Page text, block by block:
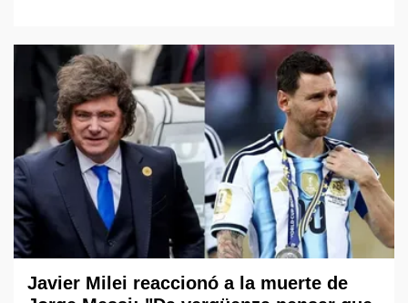
Javier Milei reaccionó a la muerte de